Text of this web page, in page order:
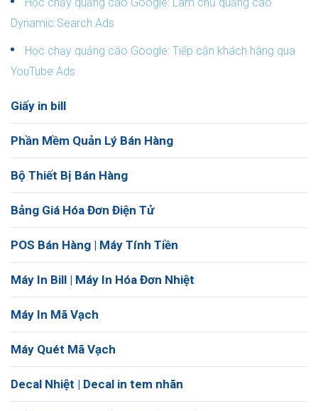
Dynamic Search Ads
Học chạy quảng cáo Google: Tiếp cận khách hàng qua
YouTube Ads
Giấy in bill
Phần Mềm Quản Lý Bán Hàng
Bộ Thiết Bị Bán Hàng
Bảng Giá Hóa Đơn Điện Tử
POS Bán Hàng | Máy Tính Tiền
Máy In Bill | Máy In Hóa Đơn Nhiệt
Máy In Mã Vạch
Máy Quét Mã Vạch
Decal Nhiệt | Decal in tem nhãn